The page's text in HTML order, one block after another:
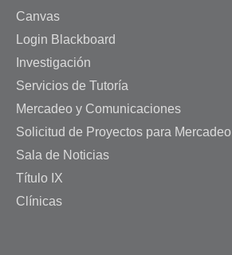
Canvas
Login Blackboard
Investigación
Servicios de Tutoría
Mercadeo y Comunicaciones
Solicitud de Proyectos para Mercadeo
Sala de Noticias
Título IX
Clínicas